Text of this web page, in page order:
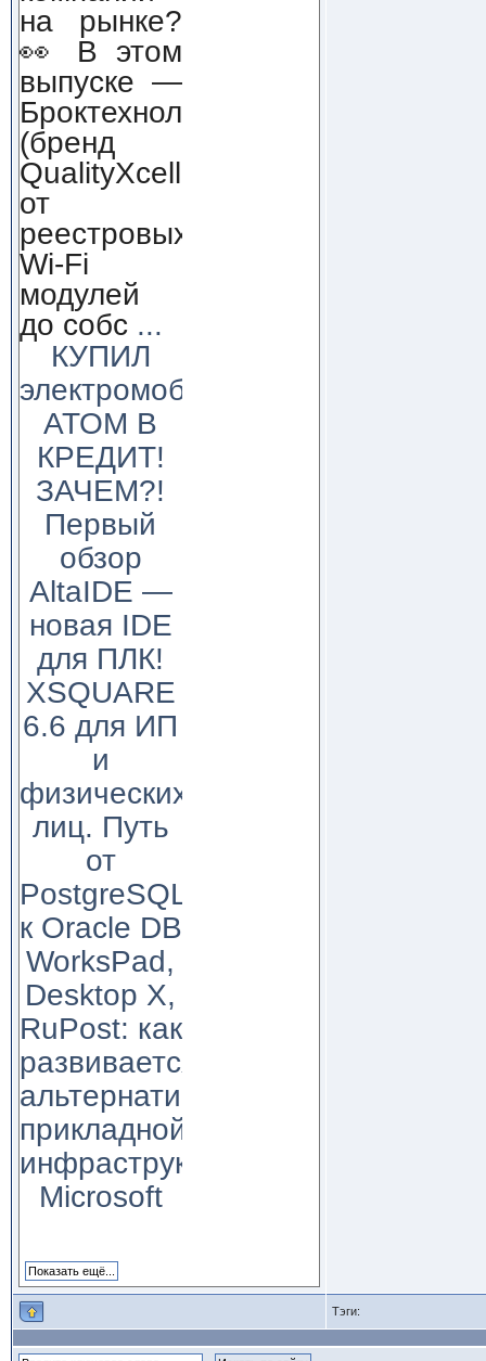
на рынке?
👀 В этом
выпуске —
Броктехнолоджи
(бренд
QualityXcellence):
от
реестровых
Wi-Fi
модулей
до собс ...
КУПИЛ
электромобиль
АТОМ В
КРЕДИТ!
ЗАЧЕМ?!
Первый
обзор
AltaIDE —
новая IDE
для ПЛК!
XSQUARE
6.6 для ИП
и
физических
лиц. Путь
от
PostgreSQL
к Oracle DB
WorksPad,
Desktop X,
RuPost: как
развивается
альтернатива
прикладной
инфраструктуре
Microsoft
Тэги: